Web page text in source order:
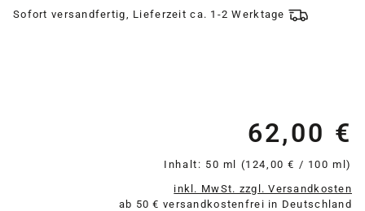
Sofort versandfertig, Lieferzeit ca. 1-2 Werktage
62,00 €
Inhalt: 50 ml (124,00 € / 100 ml)
inkl. MwSt. zzgl. Versandkosten
ab 50 € versandkostenfrei in Deutschland